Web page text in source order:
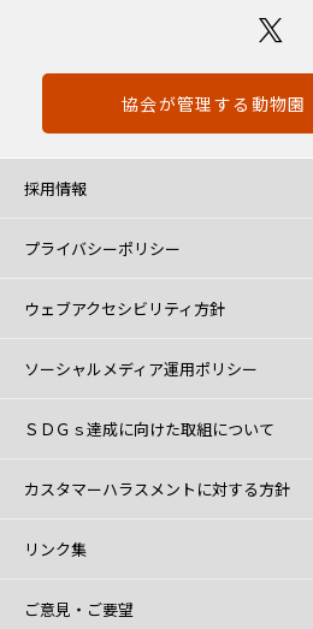
協会が管理する動物園
採用情報
プライバシーポリシー
ウェブアクセシビリティ方針
ソーシャルメディア運用ポリシー
ＳＤＧｓ達成に向けた取組について
カスタマーハラスメントに対する方針
リンク集
ご意見・ご要望